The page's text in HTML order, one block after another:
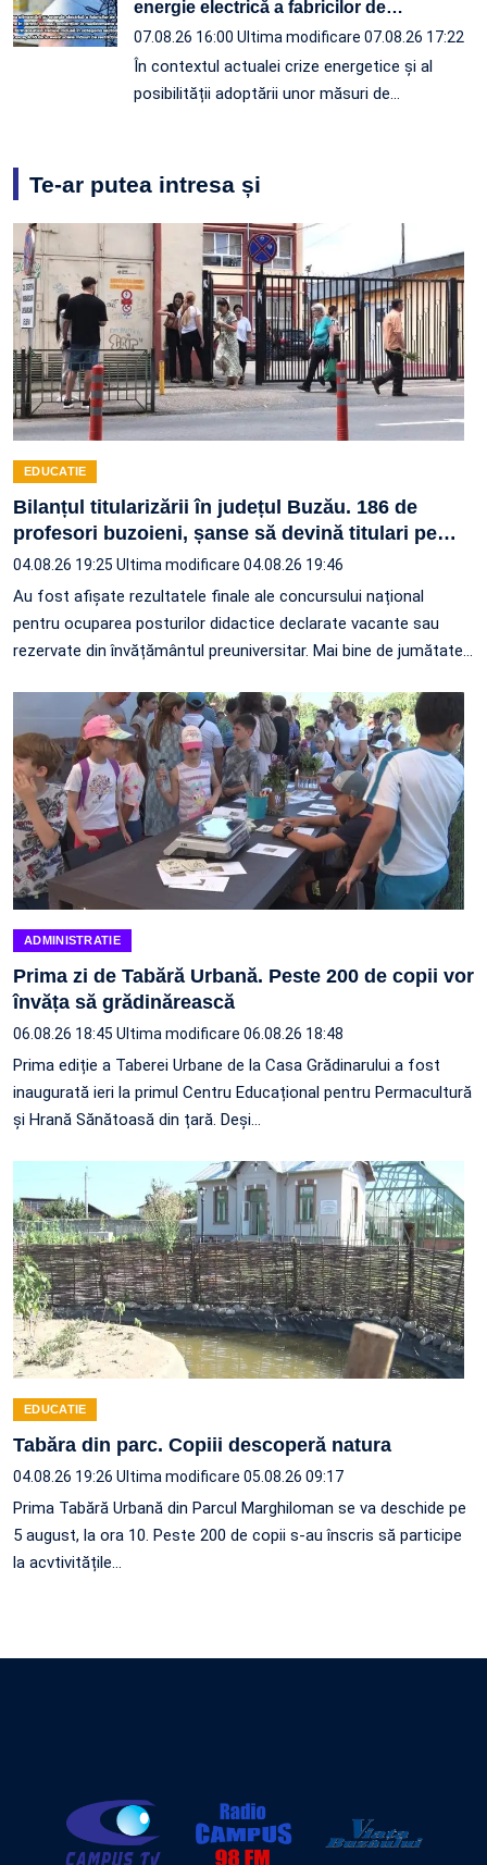
energie electrică a fabricilor de…
07.08.26 16:00 Ultima modificare 07.08.26 17:22
În contextul actualei crize energetice și al
posibilității adoptării unor măsuri de…
Te-ar putea intresa și
EDUCATIE
Bilanțul titularizării în județul Buzău. 186 de
profesori buzoieni, șanse să devină titulari pe…
04.08.26 19:25 Ultima modificare 04.08.26 19:46
Au fost afișate rezultatele finale ale concursului național
pentru ocuparea posturilor didactice declarate vacante sau
rezervate din învățământul preuniversitar. Mai bine de jumătate…
ADMINISTRATIE
Prima zi de Tabără Urbană. Peste 200 de copii vor
învăța să grădinărească
06.08.26 18:45 Ultima modificare 06.08.26 18:48
Prima ediție a Taberei Urbane de la Casa Grădinarului a fost
inaugurată ieri la primul Centru Educațional pentru Permacultură
și Hrană Sănătoasă din țară. Deși…
EDUCATIE
Tabăra din parc. Copiii descoperă natura
04.08.26 19:26 Ultima modificare 05.08.26 09:17
Prima Tabără Urbană din Parcul Marghiloman se va deschide pe
5 august, la ora 10. Peste 200 de copii s-au înscris să participe
la acvtivitățile…